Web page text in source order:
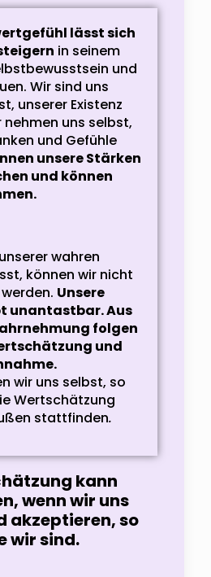
lässt sich
in seinem
und
Wir sind uns
unserer Existenz
nehmen uns selbst,
und Gefühle
unsere Stärken
und können
wahren
können wir nicht
Unsere
unantastbar. Aus
folgen
und
wir uns selbst, so
Wertschätzung
stattfinden.
kann
wenn wir uns
akzeptieren, so
wir sind.